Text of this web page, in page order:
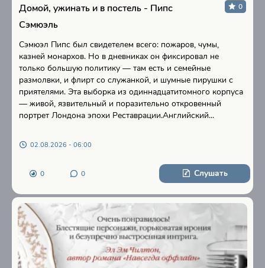
Домой, ужинать и в постель - Пипс
Сэмюэль
0
Сэмюэл Пипс был свидетелем всего: пожаров, чумы,
казней монархов. Но в дневниках он фиксировал не
только большую политику — там есть и семейные
размолвки, и флирт со служанкой, и шумные пирушки с
приятелями. Эта выборка из одиннадцатитомного корпуса
— живой, язвительный и поразительно откровенный
портрет Лондона эпохи Реставрации.Английский...
02.08.2026 - 06:00
0 0 Слушать